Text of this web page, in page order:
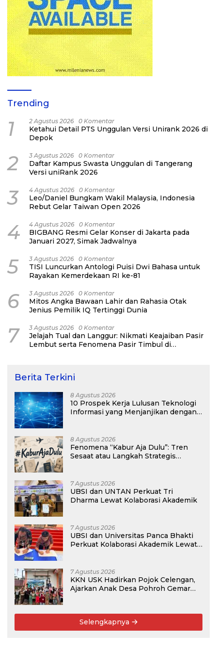
Trending
1 2 Agustus 2026 0 Komentar
Ketahui Detail PTS Unggulan Versi Unirank 2026 di
Depok
2 3 Agustus 2026 0 Komentar
Daftar Kampus Swasta Unggulan di Tangerang
Versi uniRank 2026
3 4 Agustus 2026 0 Komentar
Leo/Daniel Bungkam Wakil Malaysia, Indonesia
Rebut Gelar Taiwan Open 2026
4 4 Agustus 2026 0 Komentar
BIGBANG Resmi Gelar Konser di Jakarta pada
Januari 2027, Simak Jadwalnya
5 3 Agustus 2026 0 Komentar
TISI Luncurkan Antologi Puisi Dwi Bahasa untuk
Rayakan Kemerdekaan RI ke-81
6 3 Agustus 2026 0 Komentar
Mitos Angka Bawaan Lahir dan Rahasia Otak
Jenius Pemilik IQ Tertinggi Dunia
7 3 Agustus 2026 0 Komentar
Jelajah Tual dan Langgur: Nikmati Keajaiban Pasir
Lembut serta Fenomena Pasir Timbul di
Berita Terkini
8 Agustus 2026
10 Prospek Kerja Lulusan Teknologi
Informasi yang Menjanjikan dengan
8 Agustus 2026
Fenomena “Kabur Aja Dulu”: Tren
Sesaat atau Langkah Strategis
7 Agustus 2026
UBSI dan UNTAN Perkuat Tri
Dharma Lewat Kolaborasi Akademik
7 Agustus 2026
UBSI dan Universitas Panca Bhakti
Perkuat Kolaborasi Akademik Lewat
7 Agustus 2026
KKN USK Hadirkan Pojok Celengan,
Ajarkan Anak Desa Pohroh Gemar
Selengkapnya